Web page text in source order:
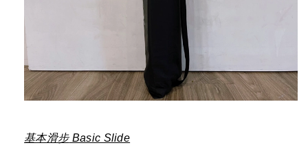
基本滑步Basic Slide